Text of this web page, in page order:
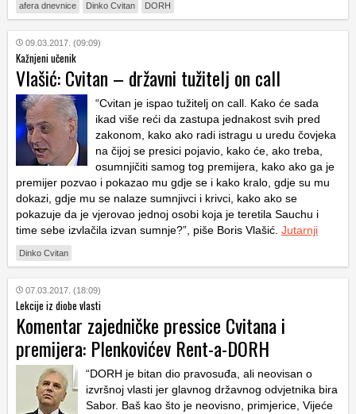
afera dnevnice Dinko Cvitan DORH
09.03.2017. (09:09)
Kažnjeni učenik
Vlašić: Cvitan – državni tužitelj on call
“Cvitan je ispao tužitelj on call. Kako će sada
ikad više reći da zastupa jednakost svih pred
zakonom, kako ako radi istragu u uredu čovjeka
na čijoj se presici pojavio, kako će, ako treba,
osumnjičiti samog tog premijera, kako ako ga je
premijer pozvao i pokazao mu gdje se i kako kralo, gdje su mu
dokazi, gdje mu se nalaze sumnjivci i krivci, kako ako se
pokazuje da je vjerovao jednoj osobi koja je teretila Sauchu i
time sebe izvlačila izvan sumnje?”, piše Boris Vlašić. Jutarnji
Dinko Cvitan
07.03.2017. (18:09)
Lekcije iz diobe vlasti
Komentar zajedničke pressice Cvitana i
premijera: Plenkovićev Rent-a-DORH
“DORH je bitan dio pravosuđa, ali neovisan o
izvršnoj vlasti jer glavnog državnog odvjetnika bira
Sabor. Baš kao što je neovisno, primjerice, Vijeće